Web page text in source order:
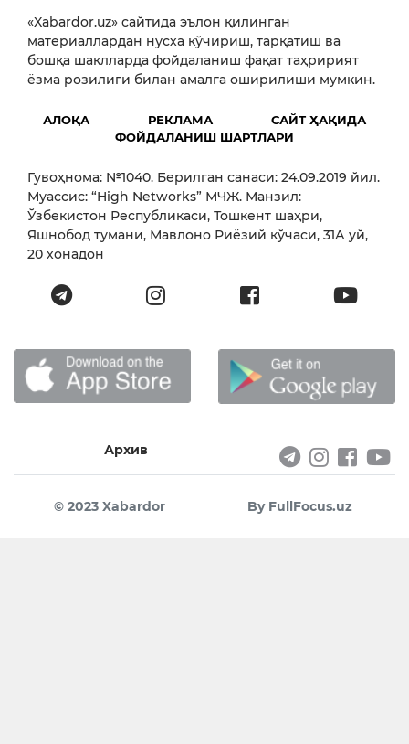
«Xabardor.uz» сайтида эълон қилинган
материаллардан нусха кўчириш, тарқатиш ва
бошқа шаклларда фойдаланиш фақат таҳририят
ёзма розилиги билан амалга оширилиши мумкин.
АЛОҚА РЕКЛАМА
САЙТ ҲАҚИДА
ФОЙДАЛАНИШ ШАРТЛАРИ
Гувоҳнома: №1040. Берилган санаси: 24.09.2019 йил.
Муассис: “High Networks” МЧЖ. Манзил:
Ўзбекистон Республикаси, Тошкент шаҳри,
Яшнобод тумани, Мавлоно Риёзий кўчаси, 31А уй,
20 хонадон
Архив
© 2023 Xabardor By FullFocus.uz